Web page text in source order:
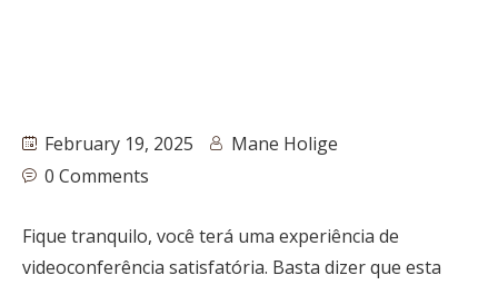
February 19, 2025
Mane Holige
0 Comments
Fique tranquilo, você terá uma experiência de
videoconferência satisfatória. Basta dizer que esta